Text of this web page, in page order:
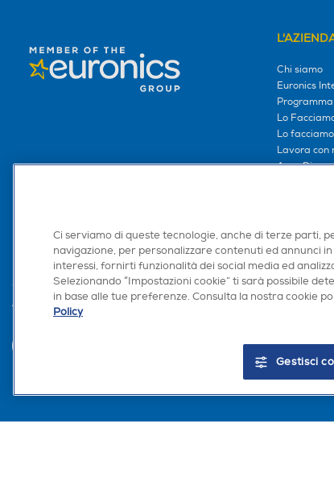
Chi siamo
Euronics
Lo
Lo
Lavora con
Area
Trova negozio
Ci serviamo di queste tecnologie, anche di terze parti,
navigazione, per personalizzare contenuti ed annunci
interessi, fornirti funzionalità dei social media ed
Selezionando “Impostazioni cookie” ti sarà possibile
in base alle tue preferenze. Consulta la nostra cookie
Policy
Gestisci